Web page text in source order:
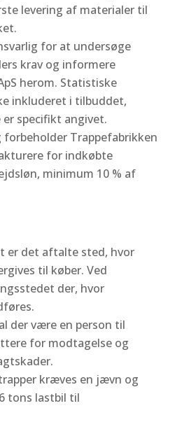
levering af materialer til
for at undersøge
krav og informere
herom. Statistiske
inkluderet i tilbuddet,
specifikt angivet.
Trappefabrikken
for indkøbte
minimum 10 % af
er det aftalte sted, hvor
til køber. Ved
der, hvor
der være en person til
for modtagelse og
kræves en jævn og
tons lastbil til